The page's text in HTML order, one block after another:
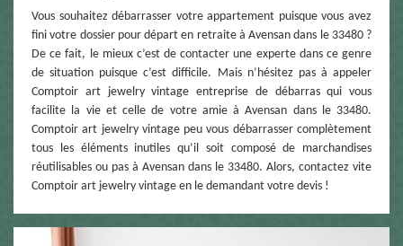
Vous souhaitez débarrasser votre appartement puisque vous avez
fini votre dossier pour départ en retraite à Avensan dans le 33480 ?
De ce fait, le mieux c’est de contacter une experte dans ce genre
de situation puisque c’est difficile. Mais n’hésitez pas à appeler
Comptoir art jewelry vintage entreprise de débarras qui vous
facilite la vie et celle de votre amie à Avensan dans le 33480.
Comptoir art jewelry vintage peu vous débarrasser complètement
tous les éléments inutiles qu’il soit composé de marchandises
réutilisables ou pas à Avensan dans le 33480. Alors, contactez vite
Comptoir art jewelry vintage en le demandant votre devis !